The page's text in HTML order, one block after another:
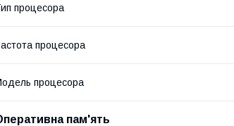
процесора
процесора
процесора
пам'ять